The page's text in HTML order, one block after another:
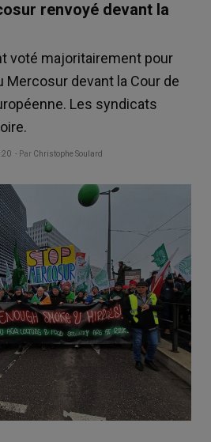
renvoyé devant la
voté majoritairement pour
Mercosur devant la Cour de
Les syndicats
- Par Christophe Soulard